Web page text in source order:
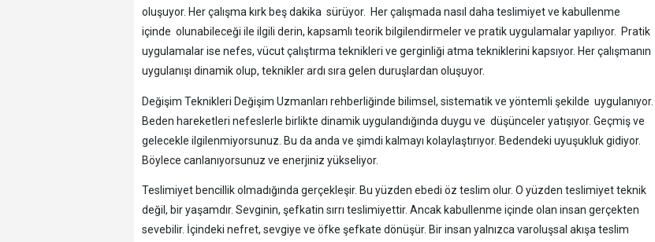
oluşuyor. Her çalışma kırk beş dakika sürüyor. Her çalışmada nasıl daha teslimiyet ve kabullenme
içinde olunabileceği ile ilgili derin, kapsamlı teorik bilgilendirmeler ve pratik uygulamalar yapılıyor. Pratik
uygulamalar ise nefes, vücut çalıştırma teknikleri ve gerginliği atma tekniklerini kapsıyor. Her çalışmanın
uygulanışı dinamik olup, teknikler ardı sıra gelen duruşlardan oluşuyor.
Değişim Teknikleri Değişim Uzmanları rehberliğinde bilimsel, sistematik ve yöntemli şekilde uygulanıyor.
Beden hareketleri nefeslerle birlikte dinamik uygulandığında duygu ve düşünceler yatışıyor. Geçmiş ve
gelecekle ilgilenmiyorsunuz. Bu da anda ve şimdi kalmayı kolaylaştırıyor. Bedendeki uyuşukluk gidiyor.
Böylece canlanıyorsunuz ve enerjiniz yükseliyor.
Teslimiyet bencillik olmadığında gerçekleşir. Bu yüzden ebedi öz teslim olur. O yüzden teslimiyet teknik
değil, bir yaşamdır. Sevginin, şefkatin sırrı teslimiyettir. Ancak kabullenme içinde olan insan gerçekten
sevebilir. İçindeki nefret, sevgiye ve öfke şefkate dönüşür. Bir insan yalnızca varoluşsal akışa teslim